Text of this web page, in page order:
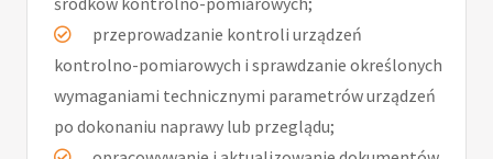
przeprowadzanie kontroli urządzeń
kontrolno-pomiarowych i sprawdzanie określonych
wymaganiami technicznymi parametrów urządzeń
po dokonaniu naprawy lub przeglądu;